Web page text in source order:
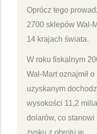
Oprócz tego
2700 sklepów Wal-
14 krajach świata.
W roku fiskalnym
Wal-Mart oznajmił o
uzyskanym
wysokości 11,2
dolarów, co stanowi
zysku z obrotu w